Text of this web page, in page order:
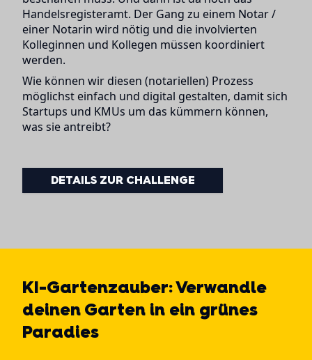
Handelsregisteramt. Der Gang zu einem Notar /
einer Notarin wird nötig und die involvierten
Kolleginnen und Kollegen müssen koordiniert
werden.
Wie können wir diesen (notariellen) Prozess
möglichst einfach und digital gestalten, damit sich
Startups und KMUs um das kümmern können,
was sie antreibt?
DETAILS ZUR CHALLENGE
KI-Gartenzauber: Verwandle
deinen Garten in ein grünes
Paradies